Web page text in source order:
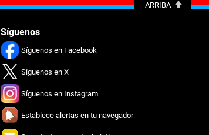
ARRIBA
Síguenos
Síguenos en Facebook
Síguenos en X
Síguenos en Instagram
Establece alertas en tu navegador